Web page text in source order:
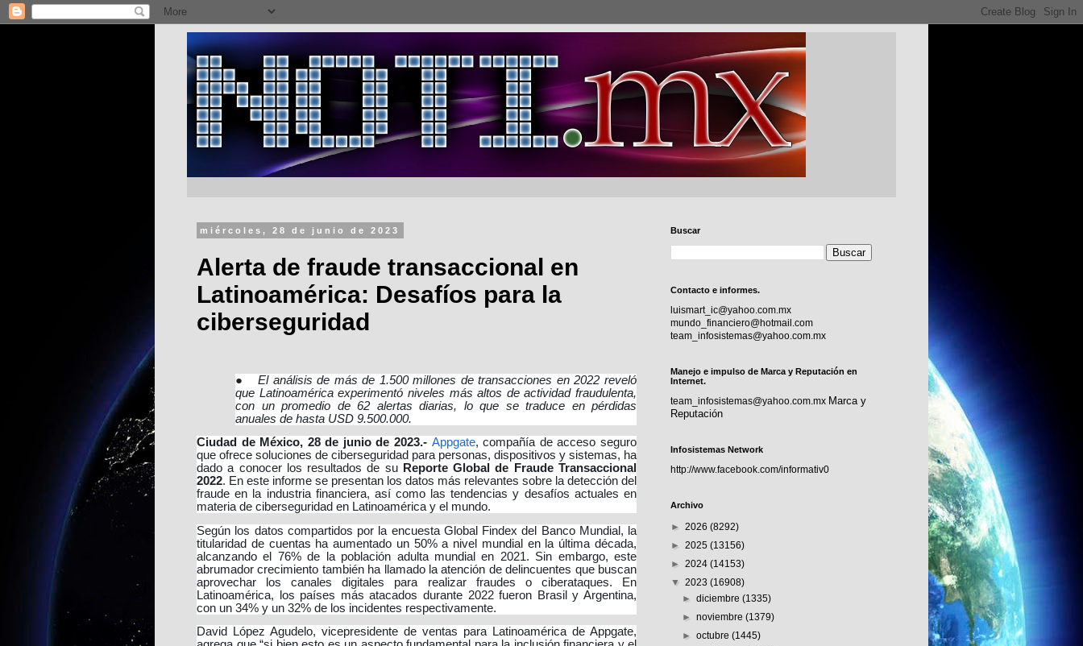
miércoles, 28 de junio de 2023
Alerta de fraude transaccional en
Latinoamérica: Desafíos para la
ciberseguridad
●
El análisis de más de 1.500 millones de transacciones en 2022 reveló
que Latinoamérica experimentó niveles más altos de actividad fraudulenta,
con un promedio de 62 alertas diarias, lo que se traduce en pérdidas
anuales de hasta USD 9.500.000.
Ciudad de México, 28 de junio de 2023.- Appgate, compañía de acceso seguro
que ofrece soluciones de ciberseguridad para personas, dispositivos y sistemas, ha
dado a conocer los resultados de su Reporte Global de Fraude Transaccional
2022. En este informe se presentan los datos más relevantes sobre la detección del
fraude en la industria financiera, así como las tendencias y desafíos actuales en
materia de ciberseguridad en Latinoamérica y el mundo.
Según los datos compartidos por la encuesta Global Findex del Banco Mundial, la
titularidad de cuentas ha aumentado un 50% a nivel mundial en la última década,
alcanzando el 76% de la población adulta mundial en 2021. Sin embargo, este
abrumador crecimiento también ha llamado la atención de delincuentes que buscan
aprovechar los canales digitales para realizar fraudes o ciberataques. En
Latinoamérica, los países más atacados durante 2022 fueron Brasil y Argentina,
con un 34% y un 32% de los incidentes respectivamente.
David López Agudelo, vicepresidente de ventas para Latinoamérica de Appgate,
Buscar
Contacto e informes.
luismart_ic@yahoo.com.mx
mundo_financiero@hotmail.com
team_infosistemas@yahoo.com.mx
Manejo e impulso de Marca y Reputación en
Internet.
team_infosistemas@yahoo.com.mx Marca y
Reputación
Infosistemas Network
http://www.facebook.com/informativ0
Archivo
► 2026 (8292)
► 2025 (13156)
► 2024 (14153)
▼ 2023 (16908)
►diciembre(1335)
►noviembre(1379)
►octubre(1445)